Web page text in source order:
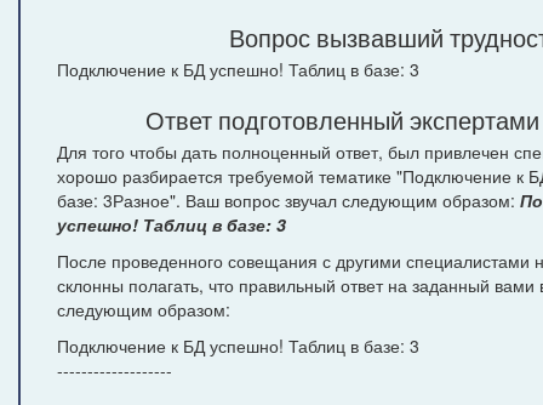
Вопрос вызвавший
Подключение к БД успешно! Таблиц в базе: 3
Ответ подготовленный
Для того чтобы дать полноценный ответ, был привлечен
хорошо разбирается требуемой тематике "Подключение к
базе: 3Разное". Ваш вопрос звучал следующим образом:
успешно! Таблиц в базе: 3
После проведенного совещания с другими специалистами
склонны полагать, что правильный ответ на заданный вами
следующим образом:
Подключение к БД успешно! Таблиц в базе: 3
-------------------